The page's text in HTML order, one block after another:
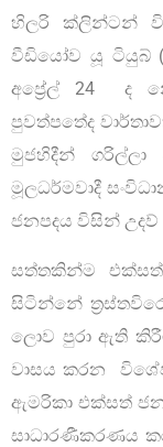
හිලරි ක්ලින්ටන්
වීඩියෝව යූ ටියුබ්
අප්‍රේල් 24 ද
පුවත්පතේද
මුජහිදීන්
මූලධර්මවාදී
ජනපදය විසින්
සත්තකින්ම
සිටින්නේ
ලොව පුරා ඇති
වාසය කරන
ඇමරිකා එක්සත්
සාධාරණීකරණය